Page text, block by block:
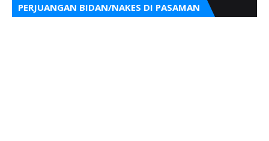
PERJUANGAN BIDAN/NAKES DI PASAMAN